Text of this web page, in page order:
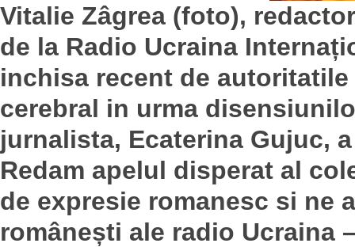
Vitalie Zâgrea (foto),
de la Radio Ucraina
inchisa recent de
cerebral in urma
jurnalista, Ecaterina Gujuc,
Redam apelul disperat al
de expresie romanesc si ne
românești ale radio Ucraina